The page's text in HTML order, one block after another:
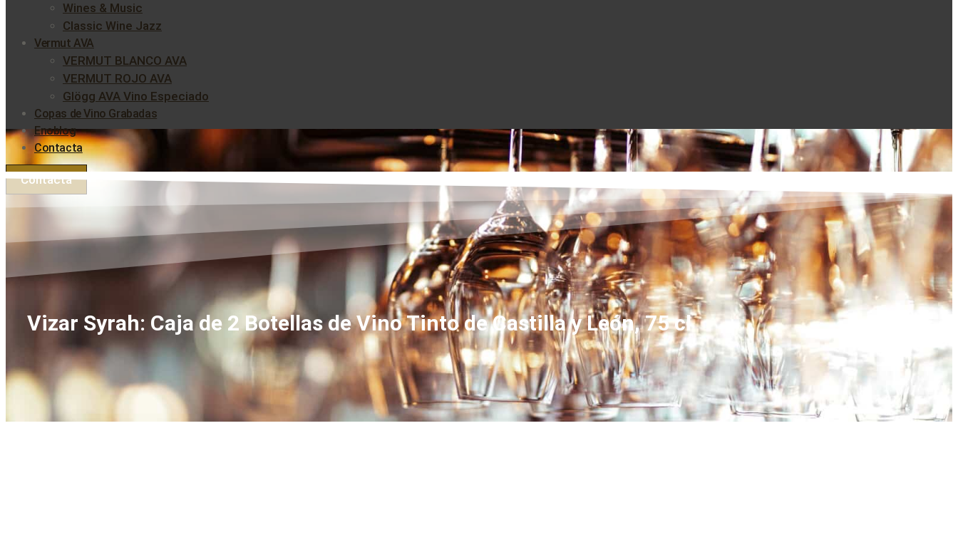
Wines & Music
Classic Wine Jazz
Vermut AVA
VERMUT BLANCO AVA
VERMUT ROJO AVA
Glögg AVA Vino Especiado
Copas de Vino Grabadas
Enoblog
Contacta
Contacta
Vizar Syrah: Caja de 2 Botellas de Vino Tinto de Castilla y León, 75 cl